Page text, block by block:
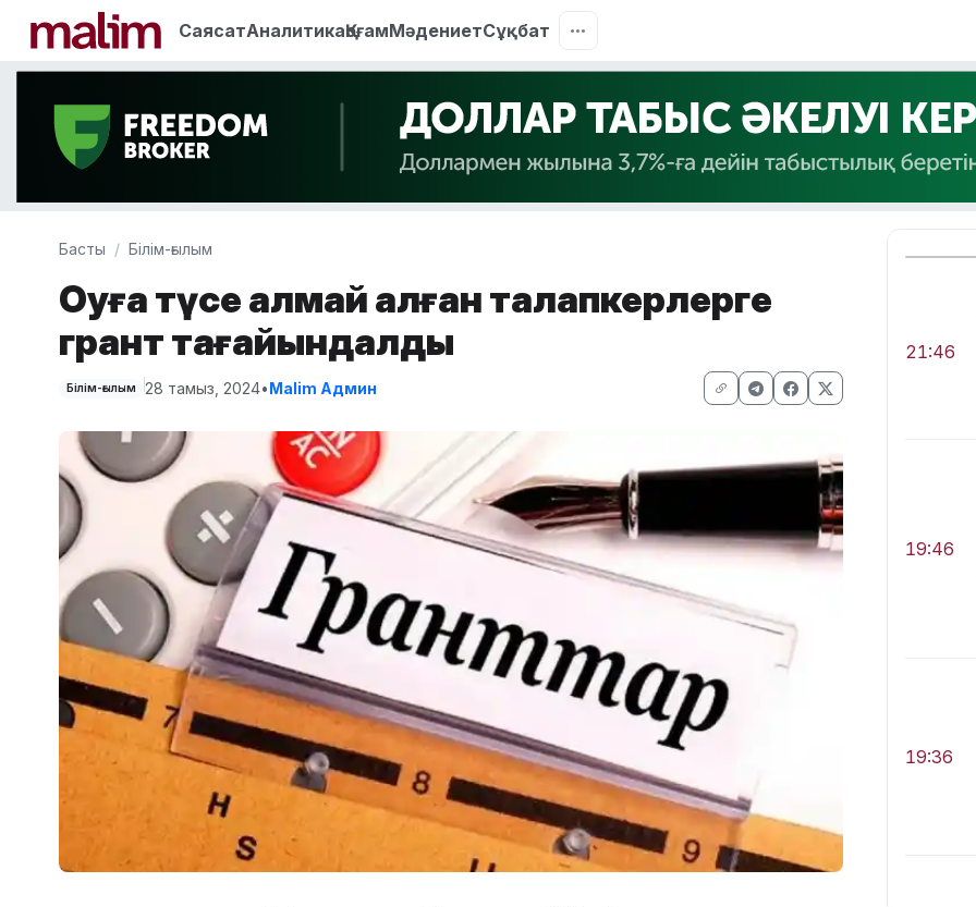
СаясатАналитикаҚоғамМәдениетСұқбат
Басты Білім-ғылым
Оқуға түсе алмай қалған талапкерлерге
грант тағайындалды
Білім-ғылым 28 тамыз, 2024•Malim Админ
21:46
19:46
19:36